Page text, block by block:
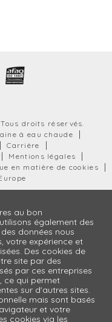
droits réservés.
à eau chaude
Carrière
Mentions légales
en matière de cookies
au bon
également des
données nous
votre expérience et
Des cookies de
site par des
par ces entreprises
ce qui permet
sur d'autres sites.
mais sont basés
et votre
cookies via les